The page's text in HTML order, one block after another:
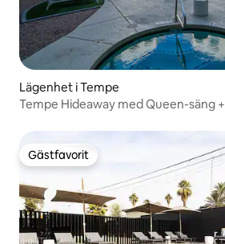
Lägenhet i Tempe
Tempe Hideaway med Queen-säng +
Gästfavorit
Gästfavorit